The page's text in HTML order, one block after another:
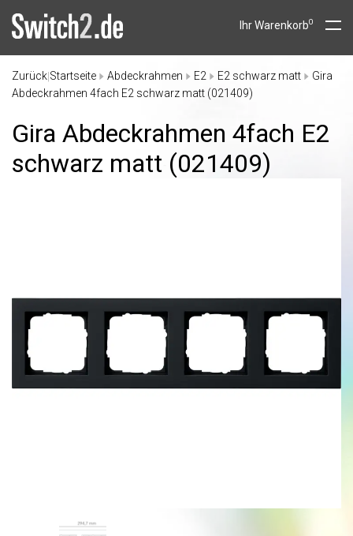
Ihr Warenkorb0
Zurück Startseite Abdeckrahmen E2 E2 schwarz matt
Gira
Abdeckrahmen 4fach E2 schwarz matt (021409)
Gira Abdeckrahmen 4fach E2
schwarz matt (021409)